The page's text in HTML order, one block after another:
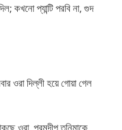
কখনো প্যান্টি পরবি না, গুদ
ওরা দিল্লী হয়ে গোয়া গেল